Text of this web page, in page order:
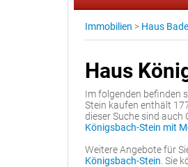
Immobilien > Haus
Haus
Im folgenden befinden
Stein kaufen enthält
dieser Suche sind auch
Königsbach-Stein mit
Weitere Angebote für
Königsbach-Stein . Sie